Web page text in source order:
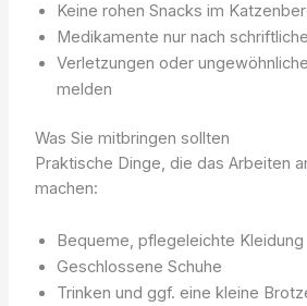
Keine rohen Snacks im
Medikamente nur nach
Verletzungen oder
melden
Was Sie mitbringen sollten
Praktische Dinge, die das Arbeiten
machen:
Bequeme, pflegeleichte Kleidung
Geschlossene Schuhe
Trinken und ggf. eine kleine